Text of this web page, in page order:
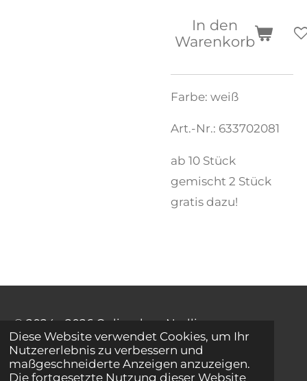
Diese Website verwendet Cookies, um Ihr
Nutzererlebnis zu verbessern und
maßgeschneiderte Anzeigen anzuzeigen.
Die fortgesetzte Nutzung dieser Website
In den
Warenkorb
Farbe: weiß
Art.-Nr.: 633702081
ab 10 Stück
gemischt 2 Stück
gratis dazu!
© 2024 - 2026 Onlineshop Nadlinger
Herzogenburg